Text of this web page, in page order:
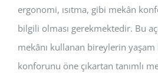
ergonomi, ısıtma, gibi mekân
bilgili olması gerekmektedir. Bu
mekânı kullanan bireylerin
konforunu öne çıkartan tanımlı